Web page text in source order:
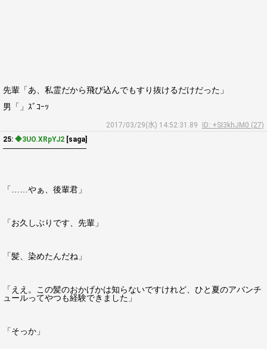
先輩「あ、私霊だから飛び込んでもすり抜けるだけだった」
男「」ｽﾞｺｰｯ
2017/03/29(水) 14:52:31.89
ID: +SI3khJM0 (27)
25: ◆3UO.XRpYJ2 [saga]
――――――――――
「……やぁ、後輩君」
「お久しぶりです、先輩」
「髪、染めたんだね」
「ええ。この髪のおかげかは知らないですけれど、ひと夏のアバンチ
ュールってやつも経験できました」
「そっか」